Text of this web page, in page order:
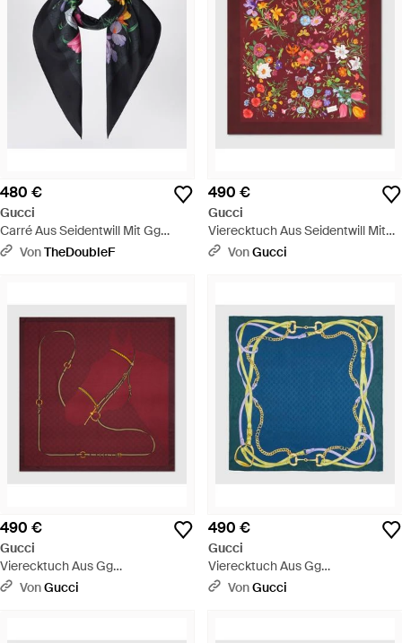
480 €
Gucci
Carré Aus Seidentwill Mit Gg
Flora-Print - Schwarz
VonTheDoubleF
490 €
Gucci
Vierecktuch Aus Seidentwill Mit
Flora-Print - Rot
VonGucci
490 €
Gucci
Vierecktuch Aus Gg
Seidenjacquard Mit Print - Rot
VonGucci
490 €
Gucci
Vierecktuch Aus Gg
Seidenjacquard Mit Print - Blau
VonGucci